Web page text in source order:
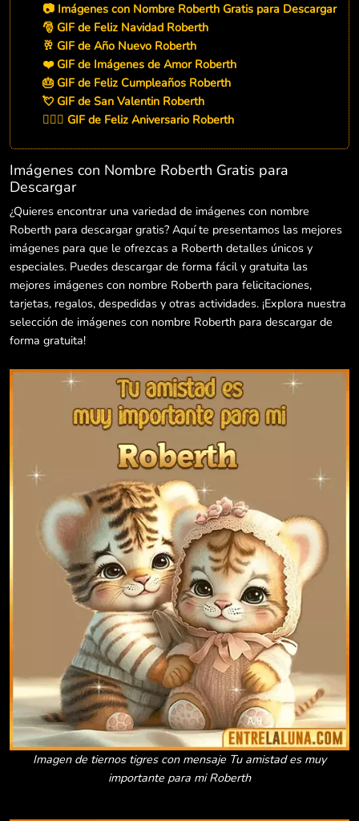
📷 Imágenes con Nombre Roberth Gratis para Descargar
🎅 GIF de Feliz Navidad Roberth
🥂 GIF de Año Nuevo Roberth
❤️ GIF de Imágenes de Amor Roberth
🎂 GIF de Feliz Cumpleaños Roberth
💘 GIF de San Valentin Roberth
👨‍❤️‍👨 GIF de Feliz Aniversario Roberth
Imágenes con Nombre Roberth Gratis para
Descargar
¿Quieres encontrar una variedad de imágenes con nombre
Roberth para descargar gratis? Aquí te presentamos las mejores
imágenes para que le ofrezcas a Roberth detalles únicos y
especiales. Puedes descargar de forma fácil y gratuita las
mejores imágenes con nombre Roberth para felicitaciones,
tarjetas, regalos, despedidas y otras actividades. ¡Explora nuestra
selección de imágenes con nombre Roberth para descargar de
forma gratuita!
Imagen de tiernos tigres con mensaje Tu amistad es muy
importante para mi Roberth